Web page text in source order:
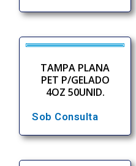
TAMPA PLANA
PET P/GELADO
4OZ 50UNID.
Sob Consulta